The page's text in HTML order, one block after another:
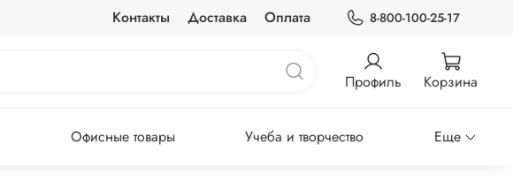
Контакты Доставка Оплата 8-800-100-25-17
Профиль Корзина
Офисные товары Учеба и творчество Еще